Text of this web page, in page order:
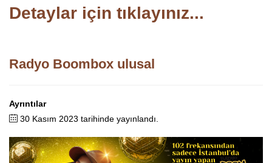
Detaylar için tıklayınız...
Radyo Boombox ulusal
Ayrıntılar
30 Kasım 2023 tarihinde yayınlandı.